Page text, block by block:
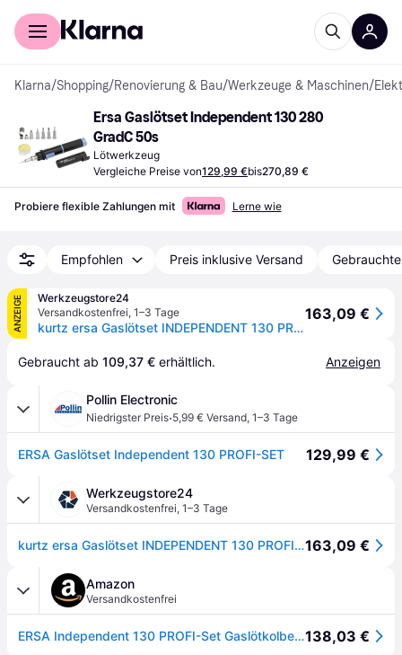
Für Shopper
Klarna/Shopping/Renovierung & Bau/Werkzeuge & Maschinen/
Ersa Gaslötset Independent 130 280
GradC 50s
Lötwerkzeug
Vergleiche Preise von129,99 €bis270,89 €
Probiere flexible Zahlungen mit Lerne wie
Empfohlen Preis inklusive Versand
ANZEIGE
Werkzeugstore24
Versandkostenfrei, 1–3 Tage
kurtz ersa Gaslötset INDEPENDENT 130 PROFI SET 25 - 130 W - 0G13400141
163,09 €
Gebraucht ab 109,37 € erhältlich. Anzeigen
Pollin Electronic
Niedrigster Preis·5,99 € Versand, 1–3 Tage
ERSA Gaslötset Independent 130 PROFI-SET 129,99 €
Werkzeugstore24
Versandkostenfrei, 1–3 Tage
kurtz ersa Gaslötset INDEPENDENT 130 PROFI SET 25 - 130 W - 0G13400141163,09 €
Amazon
Versandkostenfrei
ERSA Independent 130 PROFI-Set Gaslötkolben 130W Temperatur bis 580 °C inkl. 4 Lötspitzen 2 Düsen 1300 °C Glühmesser Transportbox Ablagebügel - mobile Lötkolben Power138,03 €